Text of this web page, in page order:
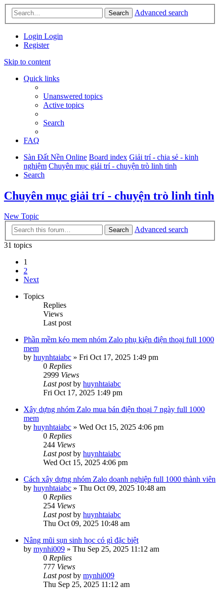
Search Advanced search
Login Login
Register
Skip to content
Quick links
Unanswered topics
Active topics
Search
FAQ
Sàn Đất Nền Online Board index Giải trí - chia sẻ - kinh
nghiệm Chuyên mục giải trí - chuyện trò linh tinh
Search
Chuyên mục giải trí - chuyện trò linh tinh
New Topic
Search
Advanced search
31 topics
1
2
Next
Topics
Replies
Views
Last post
Phần mềm kéo mem nhóm Zalo phụ kiện điện thoại full 1000
mem
by huynhtaiabc » Fri Oct 17, 2025 1:49 pm
0 Replies
2999 Views
Last postby huynhtaiabc
Fri Oct 17, 2025 1:49 pm
Xây dựng nhóm Zalo mua bán điện thoại 7 ngày full 1000
mem
by huynhtaiabc » Wed Oct 15, 2025 4:06 pm
0 Replies
244 Views
Last postby huynhtaiabc
Wed Oct 15, 2025 4:06 pm
Cách xây dựng nhóm Zalo doanh nghiệp full 1000 thành viên
by huynhtaiabc » Thu Oct 09, 2025 10:48 am
0 Replies
254 Views
Last postby huynhtaiabc
Thu Oct 09, 2025 10:48 am
Nâng mũi sụn sinh học có gì đặc biệt
by mynhi009 » Thu Sep 25, 2025 11:12 am
0 Replies
777 Views
Last postby mynhi009
Thu Sep 25, 2025 11:12 am